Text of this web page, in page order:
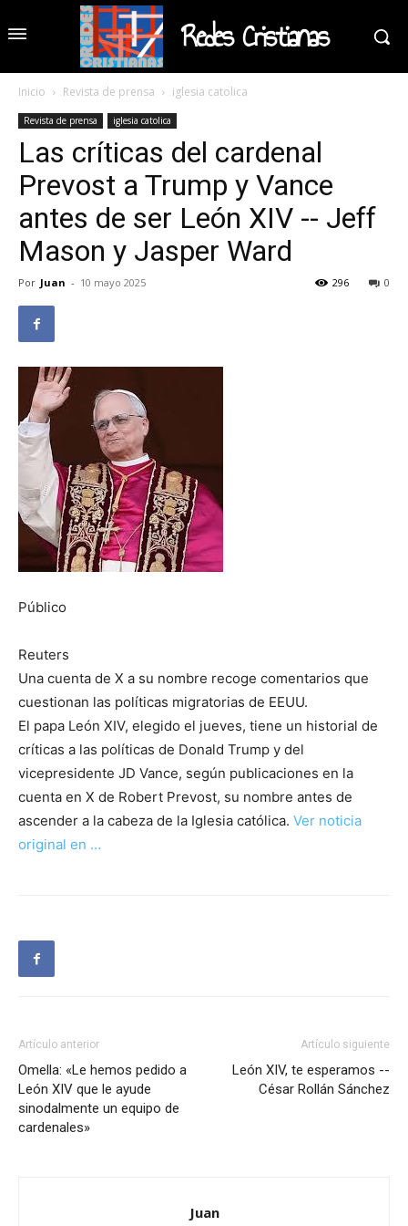
Redes Cristianas
Inicio Revista de prensa iglesia catolica
Revista de prensa iglesia catolica
Las críticas del cardenal
Prevost a Trump y Vance
antes de ser León XIV -- Jeff
Mason y Jasper Ward
Por Juan - 10 mayo 2025 0
296
Público
Reuters
Una cuenta de X a su nombre recoge comentarios que
cuestionan las políticas migratorias de EEUU.
El papa León XIV, elegido el jueves, tiene un historial de
críticas a las políticas de Donald Trump y del
vicepresidente JD Vance, según publicaciones en la
cuenta en X de Robert Prevost, su nombre antes de
ascender a la cabeza de la Iglesia católica. Ver noticia
original en …
Artículo anterior
Omella: «Le hemos pedido a
León XIV que le ayude
sinodalmente un equipo de
cardenales»
Artículo siguiente
León XIV, te esperamos --
César Rollán Sánchez
Juan